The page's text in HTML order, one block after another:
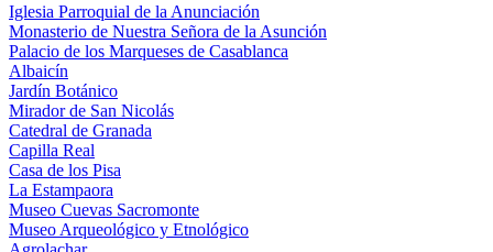
Iglesia Parroquial de la Anunciación
Monasterio de Nuestra Señora de la Asunción
Palacio de los Marqueses de Casablanca
Albaicín
Jardín Botánico
Mirador de San Nicolás
Catedral de Granada
Capilla Real
Casa de los Pisa
La Estampaora
Museo Cuevas Sacromonte
Museo Arqueológico y Etnológico